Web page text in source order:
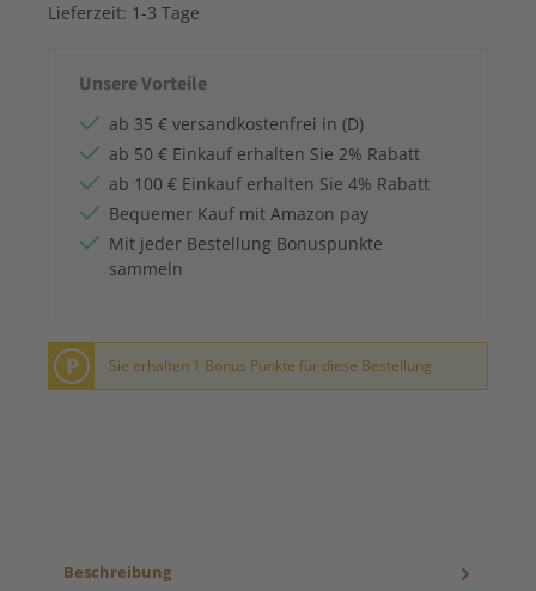
Lieferzeit: 1-3 Tage
Unsere Vorteile
ab 35 € versandkostenfrei in (D)
ab 50 € Einkauf erhalten Sie 2% Rabatt
ab 100 € Einkauf erhalten Sie 4% Rabatt
Bequemer Kauf mit Amazon pay
Mit jeder Bestellung Bonuspunkte
sammeln
P Sie erhalten 1 Bonus Punkte für diese Bestellung
Beschreibung